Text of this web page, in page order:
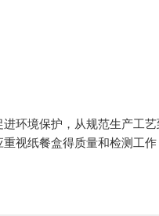
境保护，从规范生产工艺
视纸餐盒得质量和检测工作